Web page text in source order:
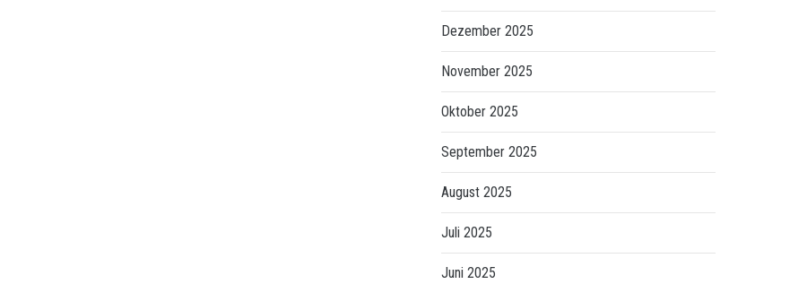
Dezember 2025
November 2025
Oktober 2025
September 2025
August 2025
Juli 2025
Juni 2025